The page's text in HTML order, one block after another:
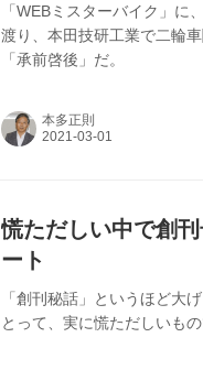
「WEBミスターバイク」に
渡り、本田技研工業で二輪
「承前啓後」だ。
本多正則
慌ただしい中で創
ート
「創刊秘話」というほど大
とって、実に慌ただしいもの